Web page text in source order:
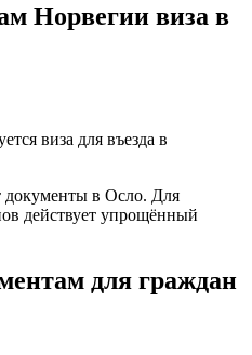
Норвегии виза в
виза для въезда в
документы в Осло. Для
действует упрощённый
для граждан